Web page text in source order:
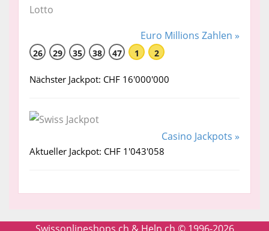
Euro Millions Zahlen »
26 29 35 38 47 1 2
Nächster Jackpot: CHF 16'000'000
Casino Jackpots »
Aktueller Jackpot: CHF 1'043'058